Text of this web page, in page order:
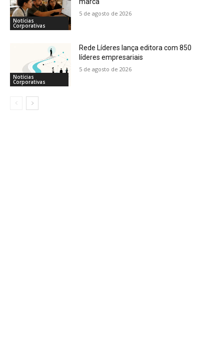
Notícias
Corporativas
5 de agosto de 2026
Notícias
Corporativas
Rede Líderes lança editora com 850
líderes empresariais
5 de agosto de 2026